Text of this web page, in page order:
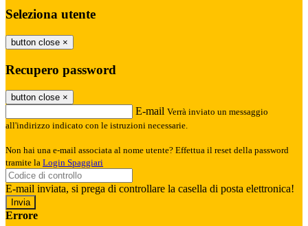
Seleziona utente
button close ×
Recupero password
button close ×
E-mail Verrà inviato un messaggio
all'indirizzo indicato con le istruzioni necessarie.
Non hai una e-mail associata al nome utente? Effettua il reset della password
tramite la Login Spaggiari
E-mail inviata, si prega di controllare la casella di posta elettronica!
Errore